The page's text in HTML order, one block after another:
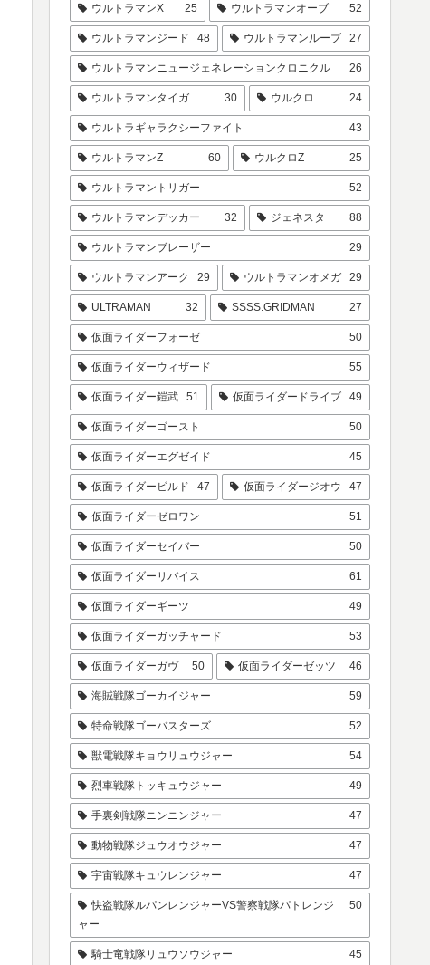
ウルトラマンX 25 ウルトラマンオーブ 52
ウルトラマンジード 48 ウルトラマンルーブ 27
ウルトラマンニュージェネレーションクロニクル 26
ウルトラマンタイガ 30 ウルクロ 24
ウルトラギャラクシーファイト 43
ウルトラマンZ 60 ウルクロZ 25
ウルトラマントリガー 52
ウルトラマンデッカー 32 ジェネスタ 88
ウルトラマンブレーザー 29
ウルトラマンアーク 29 ウルトラマンオメガ 29
ULTRAMAN 32 SSSS.GRIDMAN 27
仮面ライダーフォーゼ 50
仮面ライダーウィザード 55
仮面ライダー鎧武 51 仮面ライダードライブ 49
仮面ライダーゴースト 50
仮面ライダーエグゼイド 45
仮面ライダービルド 47 仮面ライダージオウ 47
仮面ライダーゼロワン 51
仮面ライダーセイバー 50
仮面ライダーリバイス 61
仮面ライダーギーツ 49
仮面ライダーガッチャード 53
仮面ライダーガヴ 50 仮面ライダーゼッツ 46
海賊戦隊ゴーカイジャー 59
特命戦隊ゴーバスターズ 52
獣電戦隊キョウリュウジャー 54
烈車戦隊トッキュウジャー 49
手裏剣戦隊ニンニンジャー 47
動物戦隊ジュウオウジャー 47
宇宙戦隊キュウレンジャー 47
快盗戦隊ルパンレンジャーVS警察戦隊パトレンジ
ャー
50
騎士竜戦隊リュウソウジャー 45